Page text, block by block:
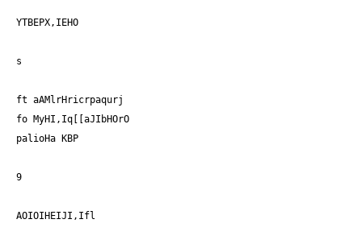
YTBEPX,IEHO
s
ft aAMlrHricrpaqurj
fo MyHI,Iq[[aJIbHOrO
palioHa KBP
9
AOIOIHEIJI,Ifl